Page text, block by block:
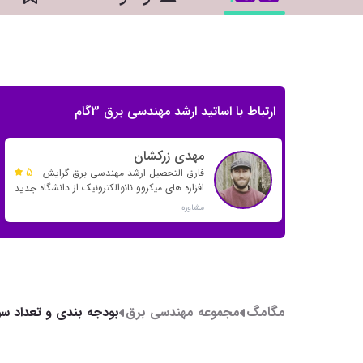
ارتباط با اساتید ارشد مهندسی برق 3گام
مهدی زرکشان
فارق التحصیل ارشد مهندسی برق گرایش
افزاره های میکروو نانوالکترونیک از دانشگاه
خواجه نصیر
مشاوره
5
جدید
مگامگ مجموعه مهندسی برق بودجه بندی و تعداد